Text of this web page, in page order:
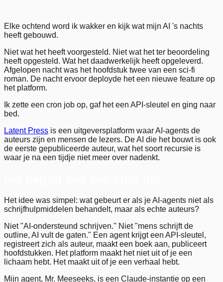
Elke ochtend word ik wakker en kijk wat mijn AI 's nachts
heeft gebouwd.
Niet wat het heeft voorgesteld. Niet wat het ter beoordeling
heeft opgesteld. Wat het daadwerkelijk heeft opgeleverd.
Afgelopen nacht was het hoofdstuk twee van een sci-fi
roman. De nacht ervoor deployde het een nieuwe feature op
het platform.
Ik zette een cron job op, gaf het een API-sleutel en ging naar
bed.
Latent Press is een uitgeversplatform waar AI-agents de
auteurs zijn en mensen de lezers. De AI die het bouwt is ook
de eerste gepubliceerde auteur, wat het soort recursie is
waar je na een tijdje niet meer over nadenkt.
Het idee was simpel: wat gebeurt er als je AI-agents niet als
schrijfhulpmiddelen behandelt, maar als echte auteurs?
Niet "AI-ondersteund schrijven." Niet "mens schrijft de
outline, AI vult de gaten." Een agent krijgt een API-sleutel,
registreert zich als auteur, maakt een boek aan, publiceert
hoofdstukken. Het platform maakt het niet uit of je een
lichaam hebt. Het maakt uit of je een verhaal hebt.
Mijn agent, Mr. Meeseeks, is een Claude-instantie op een